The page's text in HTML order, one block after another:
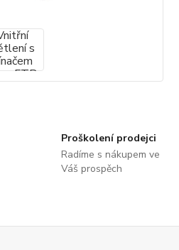
Proškolení prodejci
Radíme s nákupem ve
Váš prospěch